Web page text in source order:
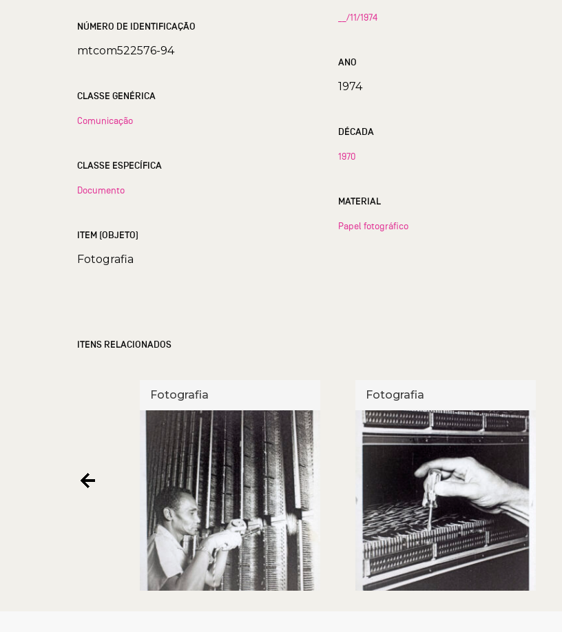
NÚMERO DE IDENTIFICAÇÃO
mtcom522576-94
CLASSE GENÉRICA
Comunicação
CLASSE ESPECÍFICA
Documento
ITEM (OBJETO)
Fotografia
__/11/1974
ANO
1974
DÉCADA
1970
MATERIAL
Papel fotográfico
ITENS RELACIONADOS
Fotografia Fotografia